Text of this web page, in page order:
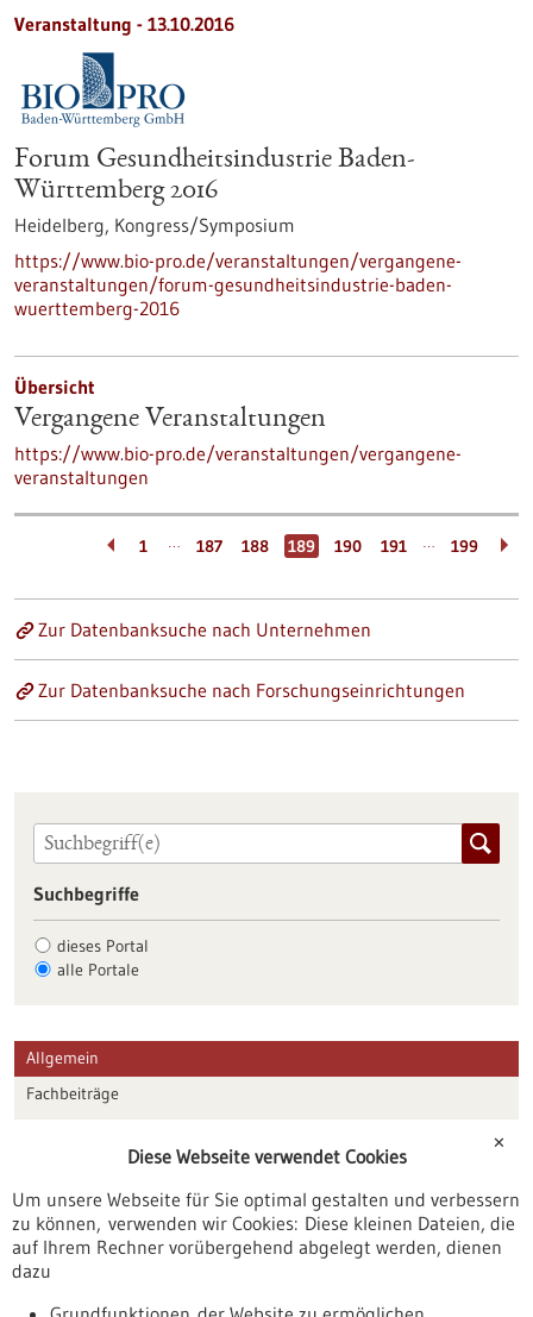
Veranstaltung - 13.10.2016
Forum Gesundheitsindustrie Baden-
Württemberg 2016
Heidelberg, Kongress/Symposium
https://www.bio-pro.de/veranstaltungen/vergangene-
veranstaltungen/forum-gesundheitsindustrie-baden-
wuerttemberg-2016
Übersicht
Vergangene Veranstaltungen
https://www.bio-pro.de/veranstaltungen/vergangene-
veranstaltungen
1 … 187 188 189 190 191 … 199
Zur Datenbanksuche nach Unternehmen
Zur Datenbanksuche nach Forschungseinrichtungen
Suchbegriffe
dieses Portal
alle Portale
Allgemein
Fachbeiträge
Veranstaltungen
Erscheinungsdatum
✕
Diese Webseite verwendet Cookies
Um unsere Webseite für Sie optimal gestalten und verbessern
zu können, verwenden wir Cookies: Diese kleinen Dateien, die
auf Ihrem Rechner vorübergehend abgelegt werden, dienen
dazu